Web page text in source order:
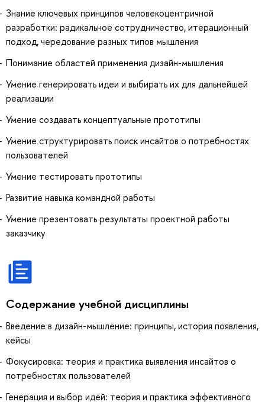
Знание ключевых принципов человекоцентричной
разработки: радикальное сотрудничество, итерационный
подход, чередование разных типов мышления
Понимание областей применения дизайн-мышления
Умение генерировать идеи и выбирать их для дальнейшей
реализации
Умение создавать концептуальные прототипы
Умение структурировать поиск инсайтов о потребностях
пользователей
Умение тестировать прототипы
Развитие навыка командной работы
Умение презентовать результаты проектной работы
заказчику
Содержание учебной дисциплины
Введение в дизайн-мышление: принципы, история появления,
кейсы
Фокусировка: теория и практика выявления инсайтов о
потребностях пользователей
Генерация и выбор идей: теория и практика эффективного